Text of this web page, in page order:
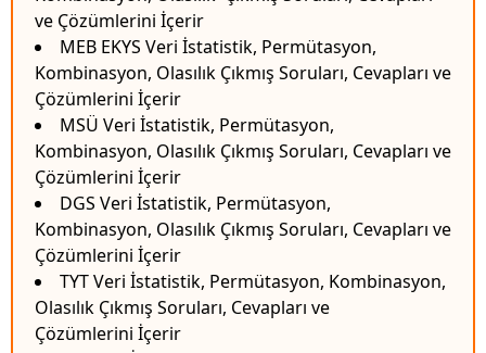
ve Çözümlerini İçerir
MEB EKYS Veri İstatistik, Permütasyon,
Kombinasyon, Olasılık Çıkmış Soruları, Cevapları ve
Çözümlerini İçerir
MSÜ Veri İstatistik, Permütasyon,
Kombinasyon, Olasılık Çıkmış Soruları, Cevapları ve
Çözümlerini İçerir
DGS Veri İstatistik, Permütasyon,
Kombinasyon, Olasılık Çıkmış Soruları, Cevapları ve
Çözümlerini İçerir
TYT Veri İstatistik, Permütasyon, Kombinasyon,
Olasılık Çıkmış Soruları, Cevapları ve
Çözümlerini İçerir